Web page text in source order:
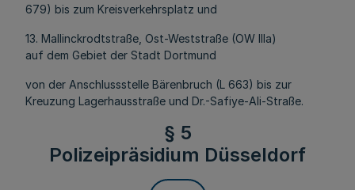
679) bis zum Kreisverkehrsplatz und
13. Mallinckrodtstraße, Ost-Weststraße (OW IIIa)
auf dem Gebiet der Stadt Dortmund
von der Anschlussstelle Bärenbruch (L 663) bis zur
Kreuzung Lagerhausstraße und Dr.-Safiye-Ali-Straße.
§ 5
Polizeipräsidium Düsseldorf